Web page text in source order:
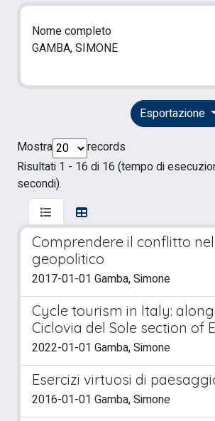
Nome completo
GAMBA, SIMONE
Esportazione
Mostra
records
Risultati 1 - 16 di 16 (tempo di
secondi).
Comprendere il conflitto
geopolitico
2017-01-01 Gamba, Simone
Cycle tourism in Italy:
Ciclovia del Sole section of
2022-01-01 Gamba, Simone
Esercizi virtuosi di
2016-01-01 Gamba, Simone